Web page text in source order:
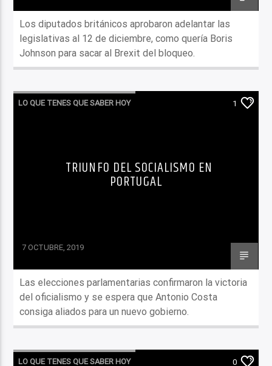
Los diputados británicos aprobaron adelantar las
legislativas al 12 de diciembre, como quería Boris
Johnson para sacar al Brexit del bloqueo.
LO QUE TENES QUE SABER HOY 1
TRIUNFO DEL SOCIALISMO EN
PORTUGAL
7 OCTUBRE, 2019
Las elecciones parlamentarias confirmaron la victoria
del oficialismo y se espera que Antonio Costa
consiga aliados para un nuevo gobierno.
LO QUE TENES QUE SABER HOY 0